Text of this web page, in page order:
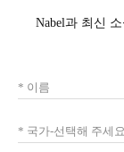
Nabel과 최신